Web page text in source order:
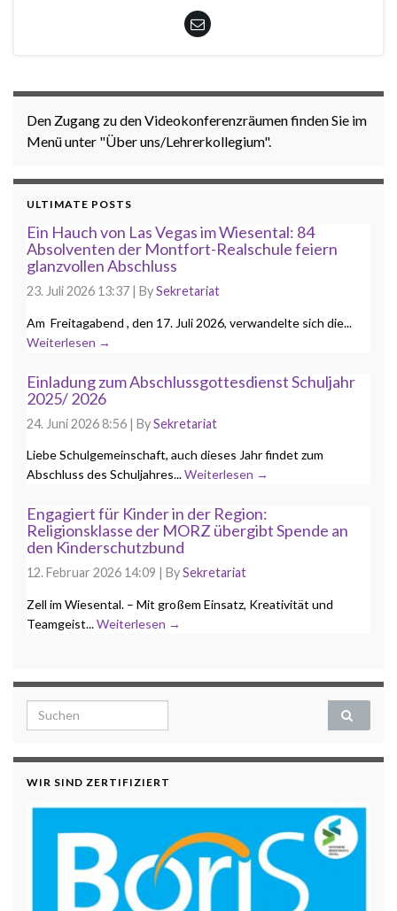
Den Zugang zu den Videokonferenzräumen finden Sie im
Menü unter "Über uns/Lehrerkollegium".
ULTIMATE POSTS
Ein Hauch von Las Vegas im Wiesental: 84
Absolventen der Montfort-Realschule feiern
glanzvollen Abschluss
23. Juli 2026 13:37 BySekretariat
Am Freitagabend , den 17. Juli 2026, verwandelte sich die...
Weiterlesen →
Einladung zum Abschlussgottesdienst Schuljahr
2025/ 2026
24. Juni 2026 8:56 | BySekretariat
Liebe Schulgemeinschaft, auch dieses Jahr findet zum
Abschluss des Schuljahres...Weiterlesen →
Engagiert für Kinder in der Region:
Religionsklasse der MORZ übergibt Spende an
den Kinderschutzbund
12. Februar 2026 14:09 | BySekretariat
Zell im Wiesental. – Mit großem Einsatz, Kreativität und
Teamgeist...Weiterlesen →
Search for:
WIR SIND ZERTIFIZIERT